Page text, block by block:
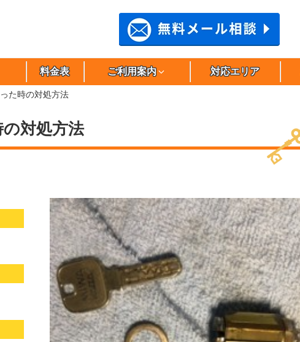
料金表 ご利用案内 対応エリア
た時の対処方法
対処方法